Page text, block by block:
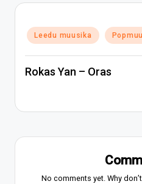
Posted
in
Leedu muusika
Rokas Yan – Oras
No comments yet. Why